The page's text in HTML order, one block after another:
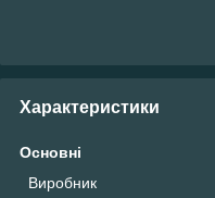
Характеристики
Основні
Виробник